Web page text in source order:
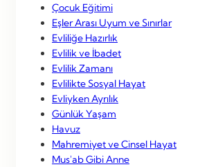
Çocuk Eğitimi
Eşler Arası Uyum ve Sınırlar
Evliliğe Hazırlık
Evlilik ve İbadet
Evlilik Zamanı
Evlilikte Sosyal Hayat
Evliyken Ayrılık
Günlük Yaşam
Havuz
Mahremiyet ve Cinsel Hayat
Mus'ab Gibi Anne